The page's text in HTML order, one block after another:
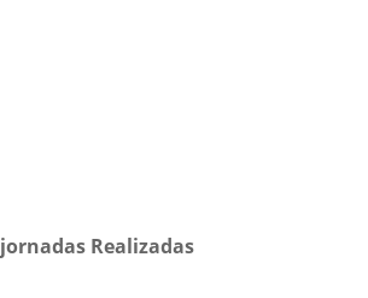
jornadas Realizadas